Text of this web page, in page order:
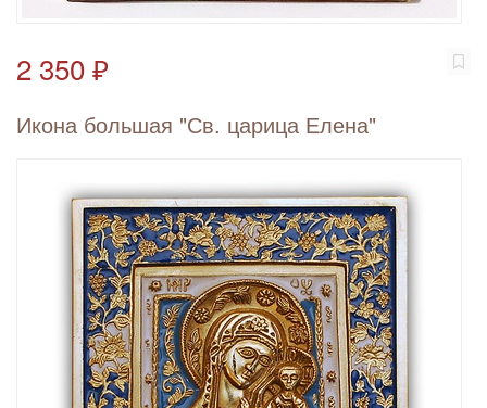
2 350 ₽
Икона большая "Св. царица Елена"